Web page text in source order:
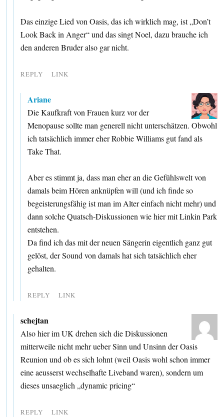
Das einzige Lied von Oasis, das ich wirklich mag, ist „Don’t
Look Back in Anger“ und das singt Noel, dazu brauche ich
den anderen Bruder also gar nicht.
REPLY LINK
Ariane
Die Kaufkraft von Frauen kurz vor der
Menopause sollte man generell nicht unterschätzen. Obwohl
ich tatsächlich immer eher Robbie Williams gut fand als
Take That.
Aber es stimmt ja, dass man eher an die Gefühlswelt von
damals beim Hören anknüpfen will (und ich finde so
begeisterungsfähig ist man im Alter einfach nicht mehr) und
dann solche Quatsch-Diskussionen wie hier mit Linkin Park
entstehen.
Da find ich das mit der neuen Sängerin eigentlich ganz gut
gelöst, der Sound von damals hat sich tatsächlich eher
gehalten.
REPLY LINK
schejtan
Also hier im UK drehen sich die Diskussionen
mitterweile nicht mehr ueber Sinn und Unsinn der Oasis
Reunion und ob es sich lohnt (weil Oasis wohl schon immer
eine aeusserst wechselhafte Liveband waren), sondern um
dieses unsaeglich „dynamic pricing“
REPLY LINK